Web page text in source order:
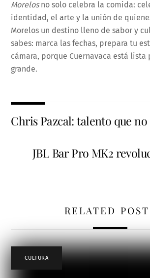
Morelosno solo celebra la comida:
identidad, el arte y la unión de
Morelos un destino lleno de sabor y
sabes: marca las fechas, prepara tu
cámara, porque Cuernavaca está lista
grande.
Chris Pazcal: talento que no
JBL Bar Pro MK2
RELATED
CULTURA